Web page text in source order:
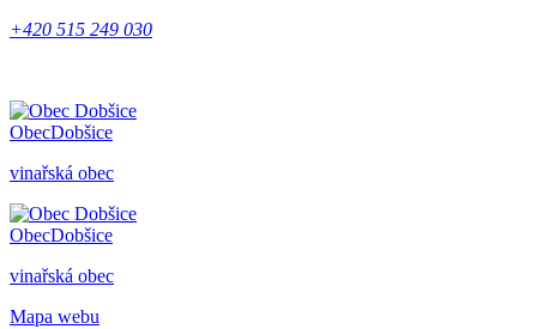
+420 515 249 030
ObecDobšice
vinařská obec
ObecDobšice
vinařská obec
Mapa webu